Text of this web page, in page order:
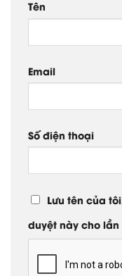
Tên
Email
Số điện thoại
Lưu tên của
duyệt này cho